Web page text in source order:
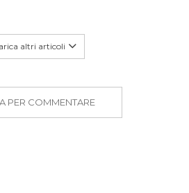
altri articoli
PER COMMENTARE